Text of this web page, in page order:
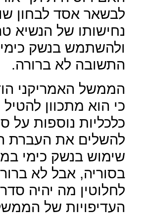
לבשאר אסד לבחון
נחישותו של הנשיא
ולהשתמש בנשק
התשובה לא ברורה.
הממשל האמריקני
כי הוא מתכוון
כלכליות נוספות על
להשלים את העברת
שימוש בנשק כימי
בסוריה, אבל לא
לחלוטין מה יהיה סדר
העדיפויות של